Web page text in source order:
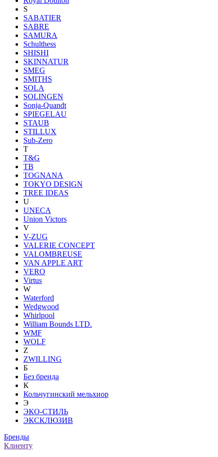
S
SABATIER
SABRE
SAMURA
Schulthess
SHISHI
SKINNATUR
SMEG
SMITHS
SOLA
SOLINGEN
Sonja-Quandt
SPIEGELAU
STAUB
STILLUX
Sub-Zero
T
T&G
TB
TOGNANA
TOKYO DESIGN
TREE IDEAS
U
UNECA
Union Victors
V
V-ZUG
VALERIE CONCEPT
VALOMBREUSE
VAN APPLE ART
VERO
Virtus
W
Waterford
Wedgwood
Whirlpool
William Bounds LTD.
WMF
WOLF
Z
ZWILLING
Б
Без бренда
К
Кольчугинский мельхиор
Э
ЭКО-СТИЛЬ
ЭКСКЛЮЗИВ
Бренды
Клиенту